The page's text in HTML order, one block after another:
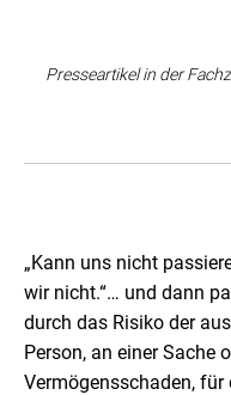
Presseartikel in der
„Kann uns nicht
wir nicht.“… und dann
durch das Risiko der
Person, an einer Sache
Vermögensschaden,